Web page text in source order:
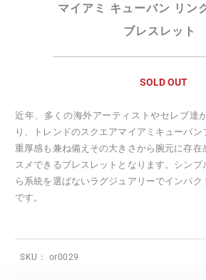
マイアミ キューバン リン
ブレスレット
SOLD OUT
近年、多くの海外アーティストやセレブ達
り、トレンドのスクエアマイアミキューバン
重厚感も兼ね備えその大きさから腕元に存在
スメできるブレスレットとなります。シン
ら系統を選ばないラグジュアリーでインパク
です。
SKU： or0029